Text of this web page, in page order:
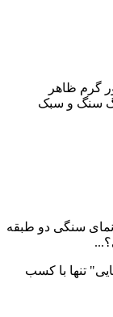
گرم ظاهر
سنگ و سبک
سنگی دو طبقه
تنها با کسب